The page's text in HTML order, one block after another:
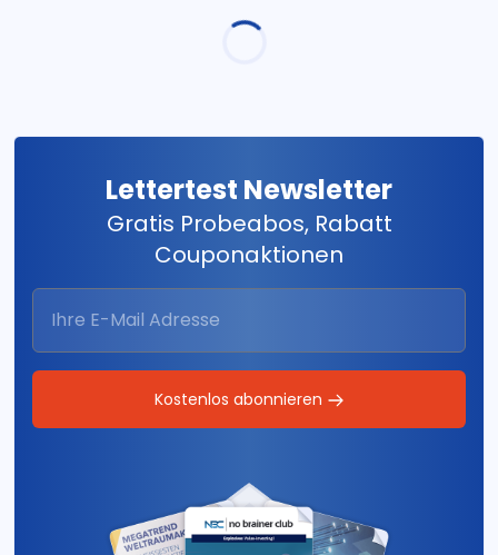
Lettertest Newsletter
Gratis Probeabos, Rabatt
Couponaktionen
Kostenlos abonnieren